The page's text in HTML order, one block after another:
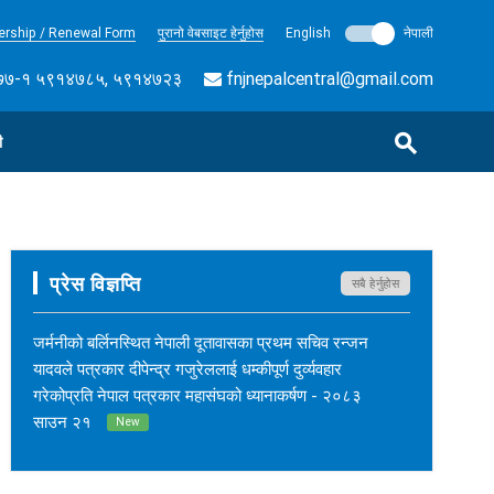
/ Renewal Form पुरानो वेबसाइट हेर्नुहोस English नेपाली
१ ५९१४७८५, ५९१४७२३ fnjnepalcentral@gmail.com
प्रेस विज्ञप्ति सबै हेर्नुहोस
जर्मनीको बर्लिनस्थित नेपाली दूतावासका प्रथम सचिव रन्जन
यादवले पत्रकार दीपेन्द्र गजुरेललाई धम्कीपूर्ण दुर्व्यवहार
गरेकोप्रति नेपाल पत्रकार महासंघको ध्यानाकर्षण - २०८३
साउन २१
New
नेपाल कर्म अनलाइनका सम्पादक सुशीलकुमार खड्काको